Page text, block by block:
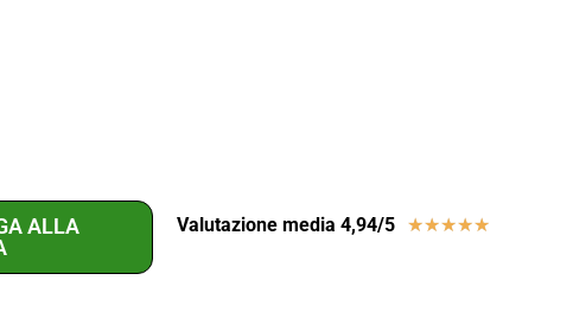
ALLA
Valutazione media 4,94/5 ★★★★★